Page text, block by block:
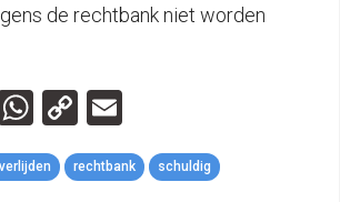
de rechtbank niet worden
WhatsApp
Copy
Link
rechtbank schuldig